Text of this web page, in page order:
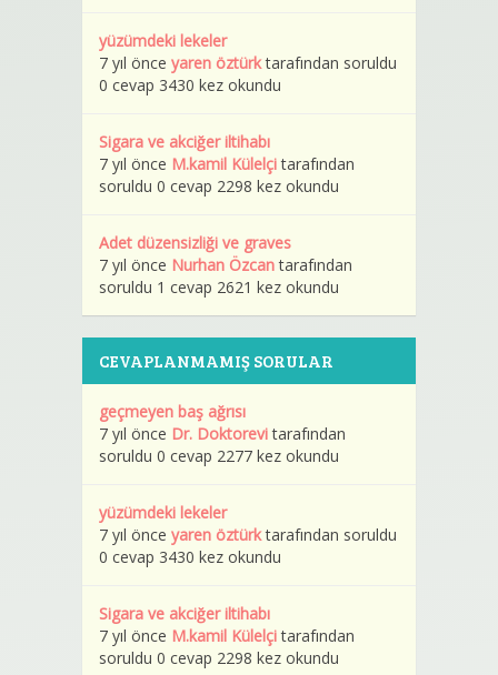
yüzümdeki lekeler
7 yıl önce yaren öztürktarafından soruldu
0 cevap 3430 kez okundu
Sigara ve akciğer iltihabı
7 yıl önce M.kamil Külelçitarafından
soruldu 0 cevap 2298 kez okundu
Adet düzensizliği ve graves
7 yıl önce Nurhan Özcantarafından
soruldu 1 cevap 2621 kez okundu
CEVAPLANMAMIŞ SORULAR
geçmeyen baş ağrısı
7 yıl önce Dr. Doktorevitarafından
soruldu 0 cevap 2277 kez okundu
yüzümdeki lekeler
7 yıl önce yaren öztürktarafından soruldu
0 cevap 3430 kez okundu
Sigara ve akciğer iltihabı
7 yıl önce M.kamil Külelçitarafından
soruldu 0 cevap 2298 kez okundu